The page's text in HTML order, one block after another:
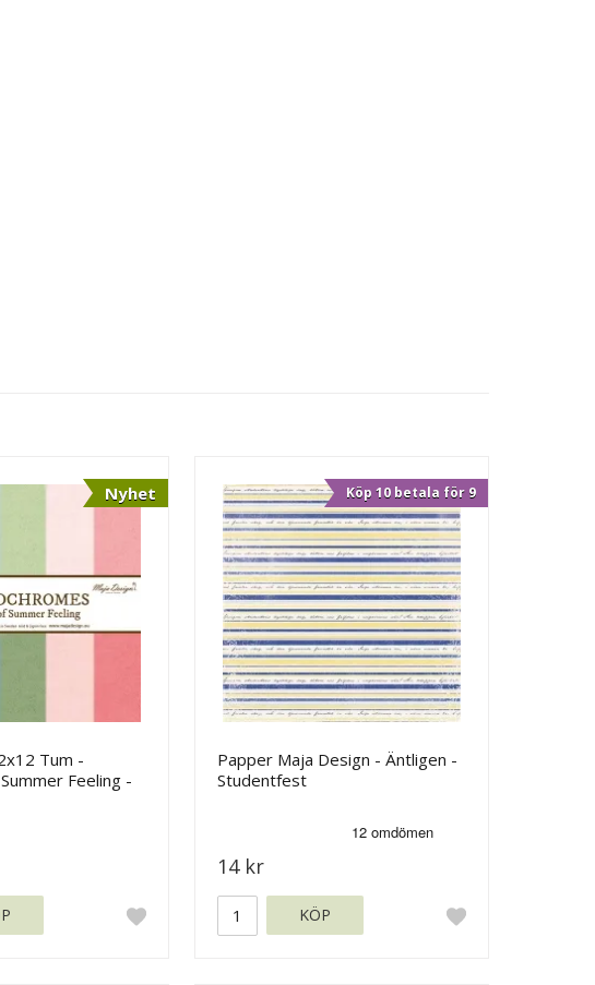
Nyhet
Tum -
Feeling -
Köp 10 betala för 9
Papper Maja Design - Äntligen -
Studentfest
14 kr
KÖP